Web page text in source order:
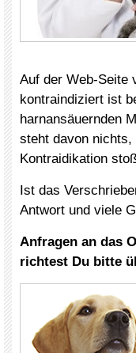
Auf der Web-Seite
kontraindiziert ist
harnansäuernden
steht davon
Kontraidikation
Ist das
Antwort und viele
Anfragen an das
richtest Du bitte